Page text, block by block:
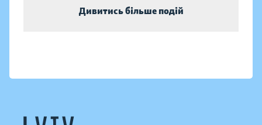
Дивитись більше подій